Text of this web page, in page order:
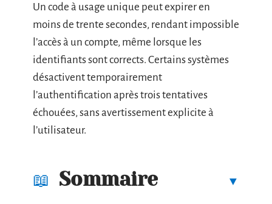
Un code à usage unique peut expirer en
moins de trente secondes, rendant impossible
l’accès à un compte, même lorsque les
identifiants sont corrects. Certains systèmes
désactivent temporairement
l’authentification après trois tentatives
échouées, sans avertissement explicite à
l’utilisateur.
Sommaire